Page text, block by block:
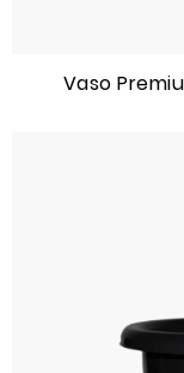
Vaso